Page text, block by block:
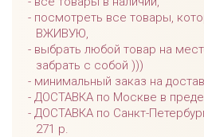
посмотреть все товары,
ВЖИВУЮ,
выбрать любой товар на
забрать с собой )))
минимальный заказ на
ДОСТАВКА по Москве в
ДОСТАВКА по Санкт-
271 р.